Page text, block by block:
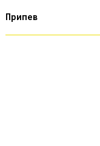
Припев